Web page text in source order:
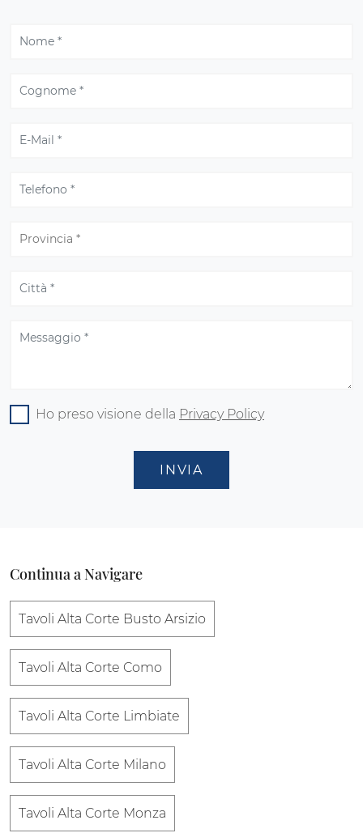
Ho preso visione della Privacy Policy
INVIA
Continua a Navigare
Tavoli Alta Corte Busto Arsizio
Tavoli Alta Corte Como
Tavoli Alta Corte Limbiate
Tavoli Alta Corte Milano
Tavoli Alta Corte Monza